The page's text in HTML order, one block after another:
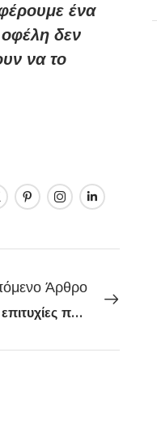
ένα
δεν
να το
Άρθρο
10+ θεατρικές επιτυχίες που συνεχίζονται μετά το Πάσχα